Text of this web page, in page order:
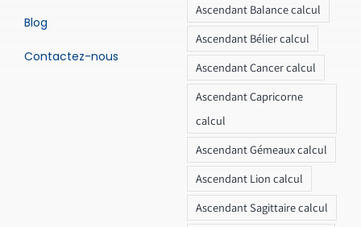
Blog
Contactez-nous
Ascendant Balance calcul
Ascendant Bélier calcul
Ascendant Cancer calcul
Ascendant Capricorne
calcul
Ascendant Gémeaux calcul
Ascendant Lion calcul
Ascendant Sagittaire calcul